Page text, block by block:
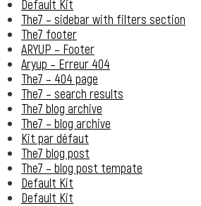
Default Kit
The7 – sidebar with filters section
The7 footer
ARYUP – Footer
Aryup – Erreur 404
The7 – 404 page
The7 – search results
The7 blog archive
The7 – blog archive
Kit par défaut
The7 blog post
The7 – blog post tempate
Default Kit
Default Kit